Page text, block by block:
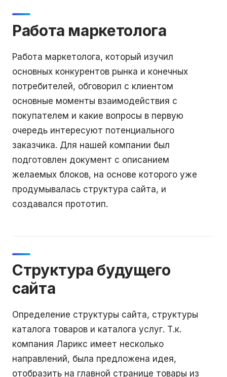
Работа маркетолога
Работа маркетолога, который изучил
основных конкурентов рынка и конечных
потребителей, обговорил с клиентом
основные моменты взаимодействия с
покупателем и какие вопросы в первую
очередь интересуют потенциального
заказчика. Для нашей компании был
подготовлен документ с описанием
желаемых блоков, на основе которого уже
продумывалась структура сайта, и
создавался прототип.
Структура будущего
сайта
Определение структуры сайта, структуры
каталога товаров и каталога услуг. Т.к.
компания Ларикс имеет несколько
направлений, была предложена идея,
отобразить на главной странице товары из